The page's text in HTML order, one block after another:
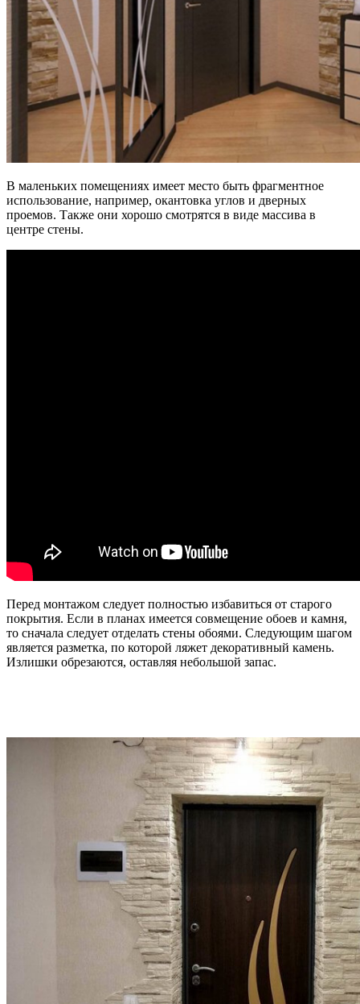
В маленьких помещениях имеет место быть фрагментное
использование, например, окантовка углов и дверных
проемов. Также они хорошо смотрятся в виде массива в
центре стены.
Перед монтажом следует полностью избавиться от старого
покрытия. Если в планах имеется совмещение обоев и камня,
то сначала следует отделать стены обоями. Следующим шагом
является разметка, по которой ляжет декоративный камень.
Излишки обрезаются, оставляя небольшой запас.